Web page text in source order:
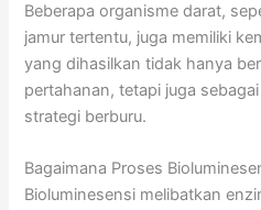
Beberapa organisme darat,
jamur tertentu, juga memiliki
yang dihasilkan tidak hanya
pertahanan, tetapi juga
strategi berburu.
Bagaimana Proses
Bioluminesensi melibatkan